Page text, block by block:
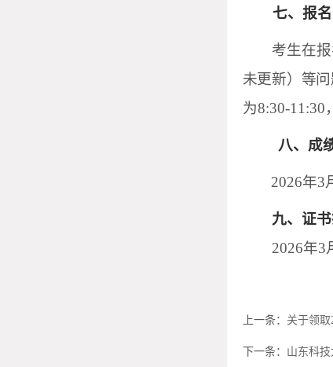
七、报
考生在
未更新）等
为8:30-11:30
八、成
2026年3
九、证
2026年3
上一条： 关于领取
下一条： 山东科